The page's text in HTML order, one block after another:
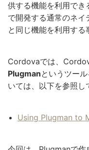
供する機能を利用で
で開発する通常のネイ
と同じ機能を利用する
Cordovaでは、
Plugmanというツー
いては、以下を参照し
Using Plugman to